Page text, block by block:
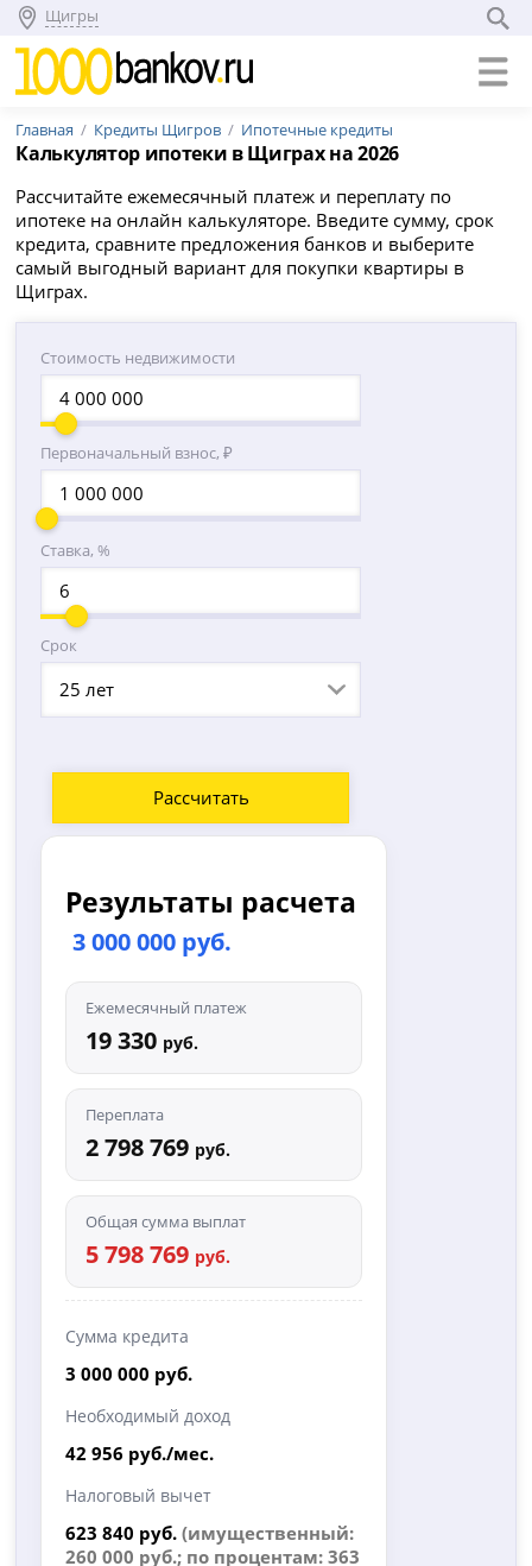
Щигры
Главная Кредиты Щигров Ипотечные кредиты
Калькулятор ипотеки в Щиграх на 2026
Рассчитайте ежемесячный платеж и переплату по
ипотеке на онлайн калькуляторе. Введите сумму, срок
кредита, сравните предложения банков и выберите
самый выгодный вариант для покупки квартиры в
Щиграх.
Стоимость недвижимости
Первоначальный взнос, ₽
Ставка, %
Срок
25 лет
Рассчитать
Результаты расчета
3 000 000 руб.
Ежемесячный платеж
19 330 руб.
Переплата
2 798 769 руб.
Общая сумма выплат
5 798 769 руб.
Сумма кредита
3 000 000 руб.
Необходимый доход
42 956 руб./мес.
Налоговый вычет
623 840 руб.(имущественный:
260 000 руб.; по процентам: 363